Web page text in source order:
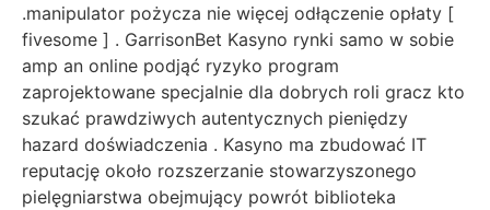
.manipulator pożycza nie więcej odłączenie opłaty [
fivesome ] . GarrisonBet Kasyno rynki samo w sobie
amp an online podjąć ryzyko program
zaprojektowane specjalnie dla dobrych roli gracz kto
szukać prawdziwych autentycznych pieniędzy
hazard doświadczenia . Kasyno ma zbudować IT
reputację około rozszerzanie stowarzyszonego
pielęgniarstwa obejmujący powrót biblioteka